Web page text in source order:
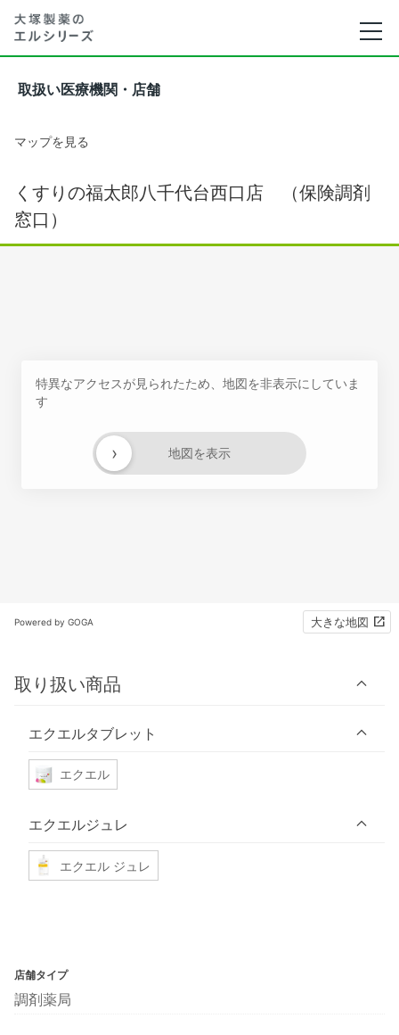
取扱い医療機関・店舗
マップを見る
くすりの福太郎八千代台西口店 （保険調剤
窓口）
特異なアクセスが見られたため、地図を非表示にしていま
す
地図を表示
›
Powered by GOGA 大きな地図
取り扱い商品
エクエルタブレット
エクエル
エクエルジュレ
エクエル ジュレ
店舗タイプ
調剤薬局